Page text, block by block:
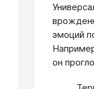
эмоций
он